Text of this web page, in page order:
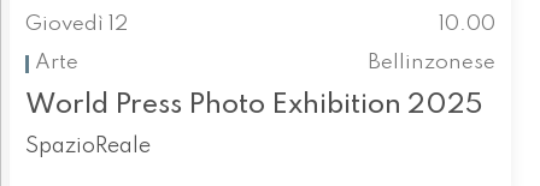
Giovedì 12
10.00
Arte
Bellinzonese
World Press Photo Exhibition 2025
SpazioReale